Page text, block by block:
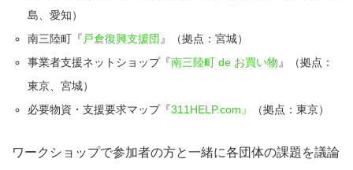
島、愛知）
南三陸町『 戸倉復興支援団 』（拠点：宮城）
事業者支援ネットショップ『南三陸町 de お買い物 』（拠点：
東京、宮城）
必要物資・支援要求マップ『311HELP.com』 （拠点：東京）
ワークショップで参加者の方と一緒に各団体の課題を議論